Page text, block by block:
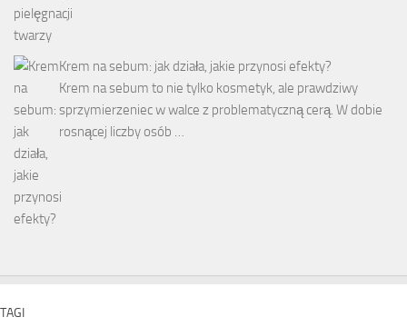
Krem na sebum: jak działa, jakie przynosi efekty?
Krem na sebum to nie tylko kosmetyk, ale prawdziwy
sprzymierzeniec w walce z problematyczną cerą. W dobie
rosnącej liczby osób …
TAGI